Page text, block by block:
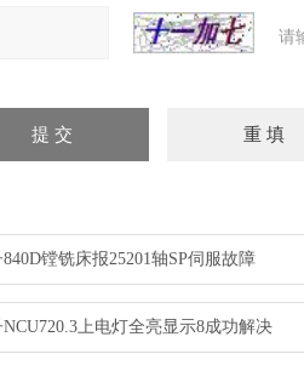
请
镗铣床报25201轴SP伺服故障
上电灯全亮显示8成功解决